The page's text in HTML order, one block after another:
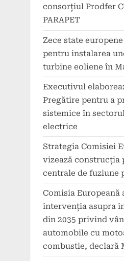
consorțiul Prodfer
PARAPET
Zece state
pentru instalarea
turbine eoliene în
Executivul
Pregătire pentru a
sistemice în
electrice
Strategia Comisiei
vizează construcția
centrale de fuziune
Comisia Europeană
intervenția asupra
din 2035 privind
automobile cu
combustie, declară